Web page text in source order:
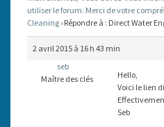
utiliser le forum. Merci de votre
Cleaning › Répondre à : Direct Water
2 avril 2015 à 16 h 43 min
seb
Maître des clés
Hello,
Voici le lien
Seb